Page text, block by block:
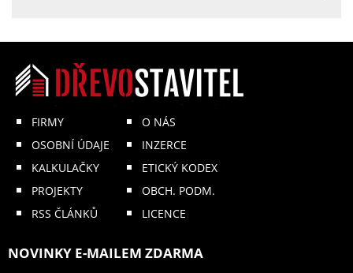
FIRMY
OSOBNÍ ÚDAJE
KALKULAČKY
PROJEKTY
RSS ČLÁNKŮ
O NÁS
INZERCE
ETICKÝ KODEX
OBCH. PODM.
LICENCE
NOVINKY E-MAILEM ZDARMA